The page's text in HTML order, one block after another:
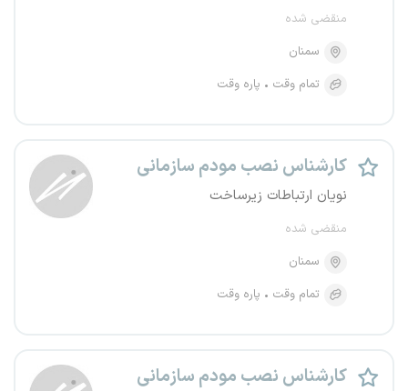
منقضی شده
سمنان
تمام وقت
پاره وقت
کارشناس نصب مودم سازمانی
نویان ارتباطات زیرساخت
منقضی شده
سمنان
تمام وقت
پاره وقت
کارشناس نصب مودم سازمانی